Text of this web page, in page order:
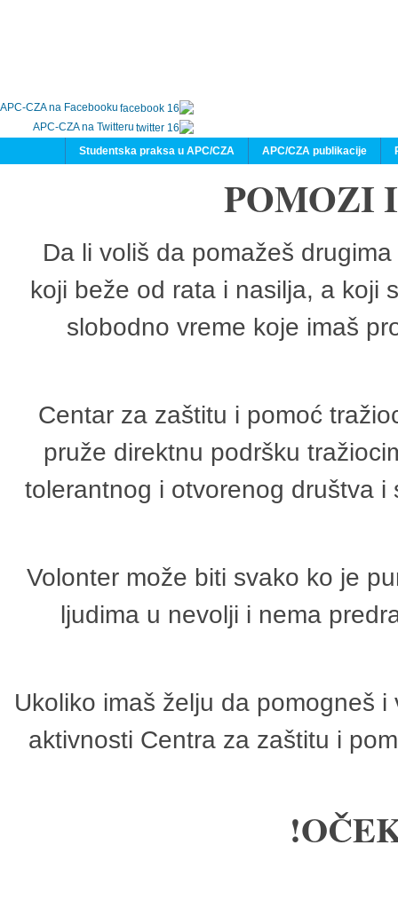
APC-CZA na Facebooku
APC-CZA na Twitteru
APC/CZA publikacije
Studentska praksa u APC/CZA
POMOZI
Da li voliš da pomažeš
koji beže od rata i nasilja, a koji
slobodno vreme koje imaš
Centar za zaštitu i pomoć
pruže direktnu podršku
tolerantnog i otvorenog društva
Volonter može biti svako ko je
ljudima u nevolji i nema
Ukoliko imaš želju da pomogneš
aktivnosti Centra za zaštitu i